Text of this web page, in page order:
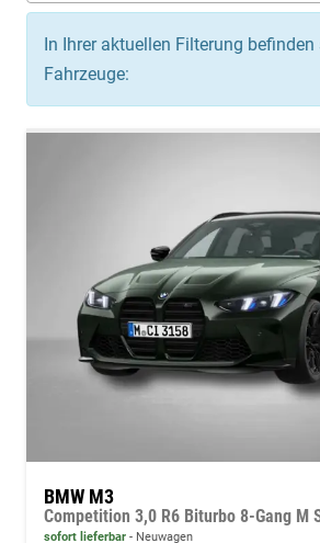
In Ihrer aktuellen Filterung befinden
Fahrzeuge:
BMW M3
sofort lieferbar Neuwagen